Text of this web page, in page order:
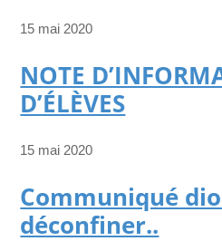
15 mai 2020
NOTE
D’ÉLÈVES
15 mai 2020
Communiqué
déconfiner..